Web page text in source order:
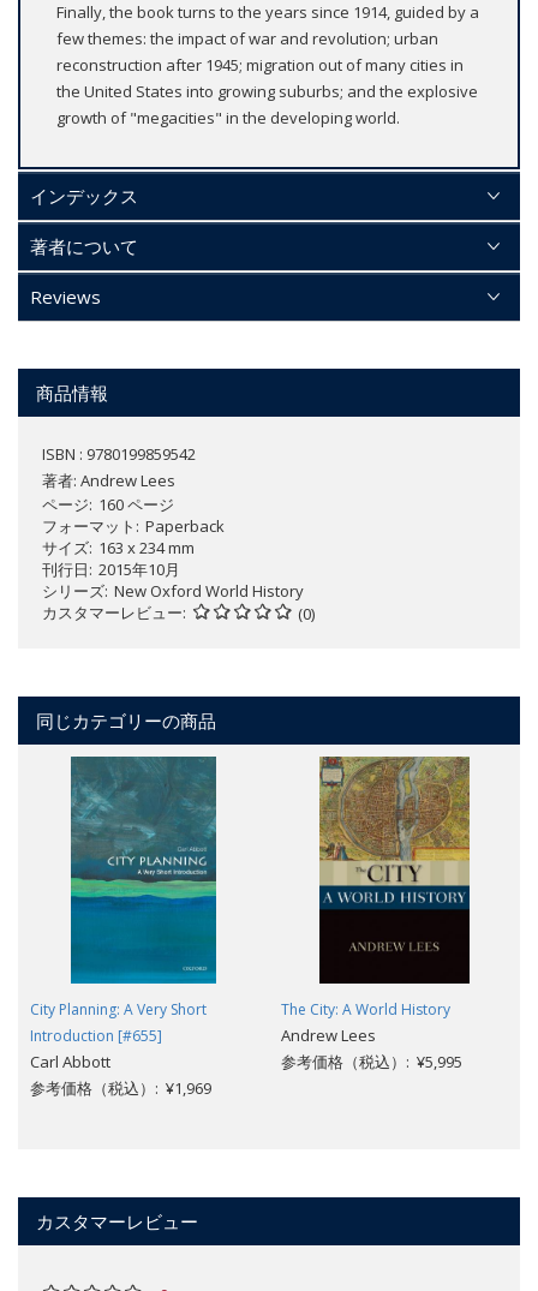
Finally, the book turns to the years since 1914, guided by a
few themes: the impact of war and revolution; urban
reconstruction after 1945; migration out of many cities in
the United States into growing suburbs; and the explosive
growth of "megacities" in the developing world.
インデックス
著者について
Reviews
商品情報
ISBN : 9780199859542
著者: Andrew Lees
ページ 160 ページ
フォーマット
Paperback
サイズ 163 x 234 mm
刊行日 2015年10月
シリーズ New Oxford World History
カスタマーレビュー
(0)
同じカテゴリーの商品
City Planning: A Very Short
Introduction [#655]
Carl Abbott
参考価格（税込）: ¥1,969
The City: A World History
Andrew Lees
参考価格（税込）: ¥5,995
カスタマーレビュー